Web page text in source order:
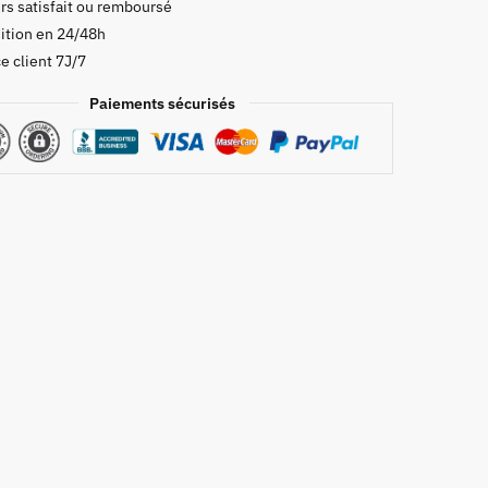
satisfait ou remboursé
en 24/48h
client 7J/7
Paiements sécurisés